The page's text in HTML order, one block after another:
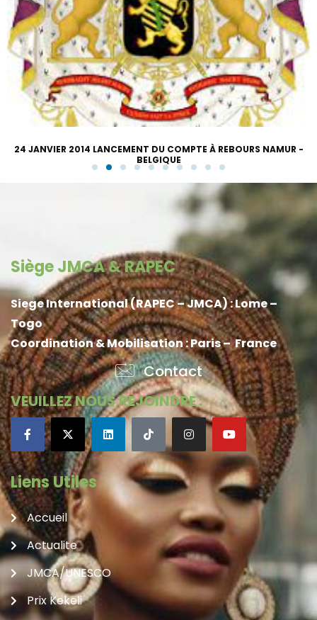
24 JANVIER 2014 LANCEMENT DU COMPTE À REBOURS NAMUR -
BELGIQUE
Siège JMCA & RAPEC
Siege International (RAPEC – JMCA) : Lome –
Togo
Coordination & Mobilisation : Paris – France
Contact
VEUILLEZ NOUS REJOINDRE :
Liens Utiles
Accueil
Actualite
JMCA/UNESCO
Prix Kekeli